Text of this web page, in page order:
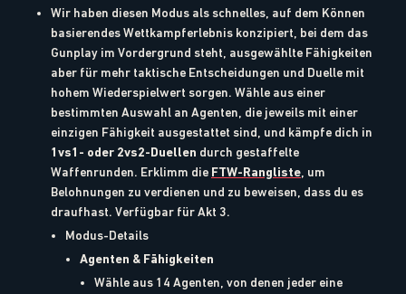
Wir haben diesen Modus als schnelles, auf dem Können
basierendes Wettkampferlebnis konzipiert, bei dem das
Gunplay im Vordergrund steht, ausgewählte Fähigkeiten
aber für mehr taktische Entscheidungen und Duelle mit
hohem Wiederspielwert sorgen. Wähle aus einer
bestimmten Auswahl an Agenten, die jeweils mit einer
einzigen Fähigkeit ausgestattet sind, und kämpfe dich in
1vs1- oder 2vs2-Duellen durch gestaffelte
Waffenrunden. Erklimm die FTW-Rangliste , um
Belohnungen zu verdienen und zu beweisen, dass du es
draufhast. Verfügbar für Akt 3.
Modus-Details
Agenten & Fähigkeiten
Wähle aus 14 Agenten, von denen jeder eine